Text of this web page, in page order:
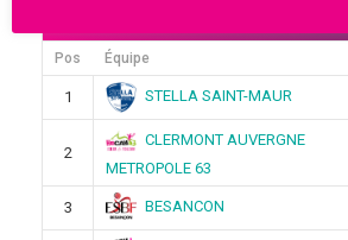
Pos Équipe
1 STELLA SAINT-MAUR
2
CLERMONT AUVERGNE
METROPOLE 63
3 BESANCON